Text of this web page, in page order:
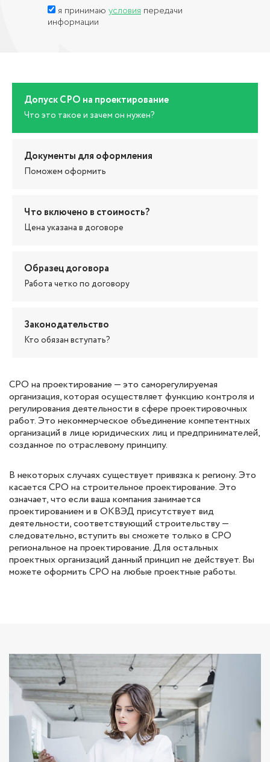
я принимаю условия передачи
информации
Допуск СРО на проектирование
Что это такое и зачем он нужен?
Документы для оформления
Поможем оформить
Что включено в стоимость?
Цена указана в договоре
Образец договора
Работа четко по договору
Законодательство
Кто обязан вступать?
СРО на проектирование — это саморегулируемая
организация, которая осуществляет функцию контроля и
регулирования деятельности в сфере проектировочных
работ. Это некоммерческое объединение компетентных
организаций в лице юридических лиц и предпринимателей,
созданное по отраслевому принципу.
В некоторых случаях существует привязка к региону. Это
касается СРО на строительное проектирование. Это
означает, что если ваша компания занимается
проектированием и в ОКВЭД присутствует вид
деятельности, соответствующий строительству —
следовательно, вступить вы сможете только в СРО
региональное на проектирование. Для остальных
проектных организаций данный принцип не действует. Вы
можете оформить СРО на любые проектные работы.